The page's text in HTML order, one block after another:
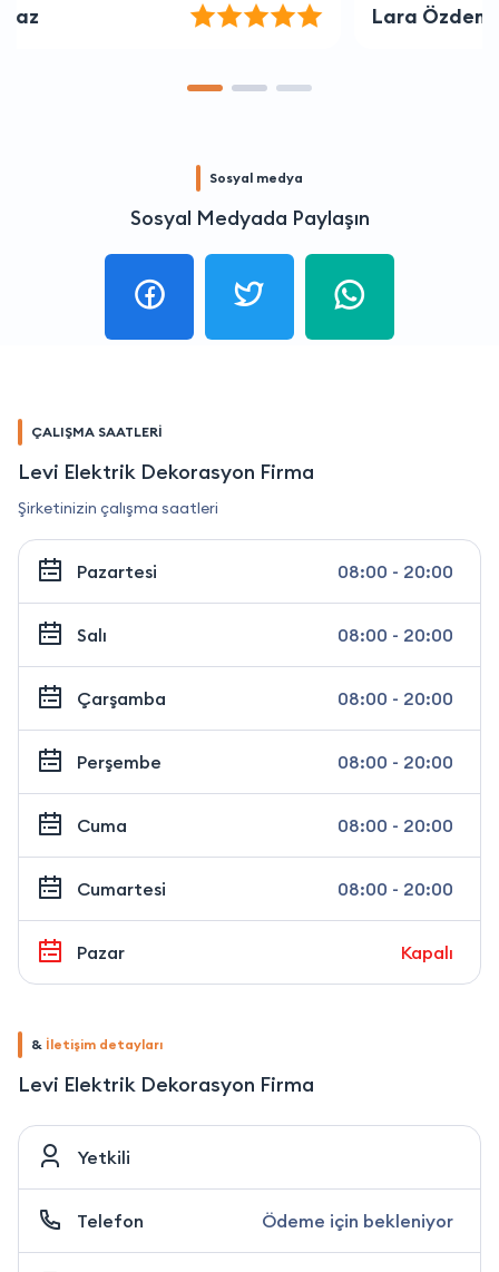
Lara Özdemir
Sosyal medya
Sosyal Medyada Paylaşın
ÇALIŞMA SAATLERİ
Levi Elektrik Dekorasyon Firma
Şirketinizin çalışma saatleri
Pazartesi 08:00 - 20:00
Salı 08:00 - 20:00
Çarşamba 08:00 - 20:00
Perşembe 08:00 - 20:00
Cuma 08:00 - 20:00
Cumartesi 08:00 - 20:00
Pazar Kapalı
& İletişim detayları
Levi Elektrik Dekorasyon Firma
Yetkili
Telefon Ödeme için bekleniyor